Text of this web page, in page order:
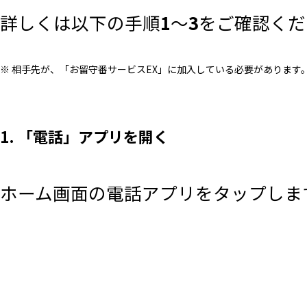
詳しくは以下の手順1～3をご確認く
※ 相手先が、「お留守番サービスEX」に加入している必要があります
1. 「電話」アプリを開く
ホーム画面の電話アプリをタップしま